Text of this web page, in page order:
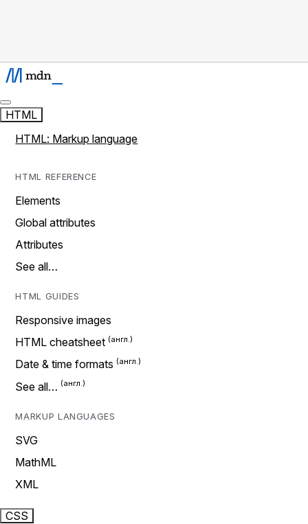
HTML
HTML: Markup language
HTML REFERENCE
Elements
Global attributes
Attributes
See all…
HTML GUIDES
Responsive images
HTML cheatsheet
Date & time formats
See all…
MARKUP LANGUAGES
SVG
MathML
XML
CSS